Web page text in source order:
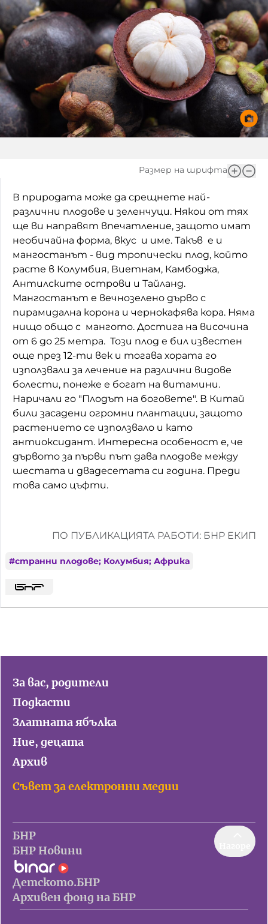
Фантазирай
Приказки
История на изкуството
Музикална кутийка
От соул до рокендрол
Междучасие
Златната ябълка
Непознатите думи
Като Айнщайн
Домашен любимец
Питаме Ви
До ре ми
Игри
Кои сме ние?
За вас, родители
БНР
БНР Новини
Архивен фонд на БНР
Размер на шрифта
В природата може да срещнете най-
различни плодове и зеленчуци. Някои от тях
ще ви направят впечатление, защото имат
необичайна форма, вкус и име. Такъв е и
мангостанът - вид тропически плод, който
расте в Колумбия, Виетнам, Камбоджа,
Антилските острови и Тайланд.
Мангостанът е вечнозелено дърво с
пирамидална корона и чернокафява кора. Няма
нищо общо с мангото. Достига на височина
от 6 до 25 метра. Този плод е бил известен
още през 12-ти век и тогава хората го
използвали за лечение на различни видове
болести, понеже е богат на витамини.
Наричали го "Плодът на боговете". В Китай
били засадени огромни плантации, защото
растението се използвало и като
антиоксидант. Интересна особеност е, че
дървото за първи път дава плодове между
шестата и двадесетата си година. Преди
това само цъфти.
ПО ПУБЛИКАЦИЯТА РАБОТИ: БНР ЕКИП
#странни плодове; Колумбия; Африка
За вас, родители
Подкасти
Златната ябълка
Ние, децата
Архив
Съвет за електронни медии
БНР
БНР Новини
Детското.БНР
Архивен фонд на БНР